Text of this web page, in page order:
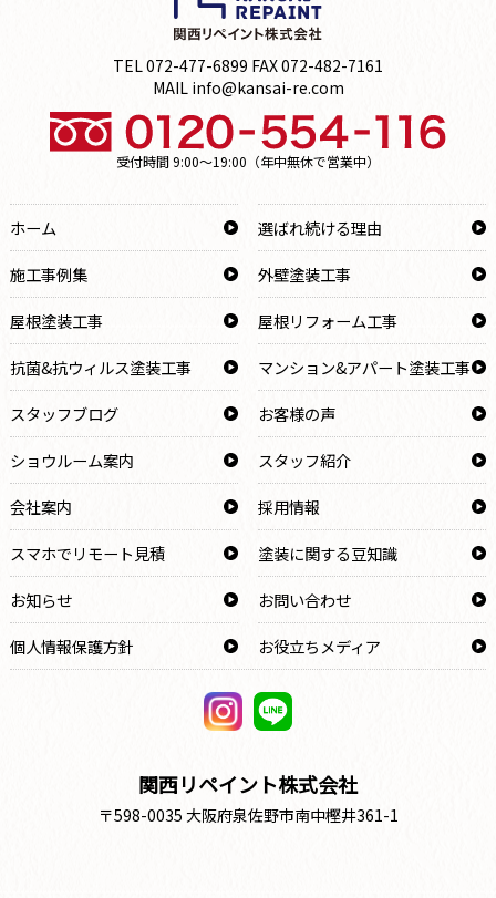
TEL 072-477-6899 FAX 072-482-7161
MAIL info@kansai-re.com
受付時間 9:00～19:00（年中無休で営業中）
ホーム
選ばれ続ける理由
施工事例集
外壁塗装工事
屋根塗装工事
屋根リフォーム工事
抗菌&抗ウィルス塗装工事
マンション&アパート塗装工事
スタッフブログ
お客様の声
ショウルーム案内
スタッフ紹介
会社案内
採用情報
スマホでリモート見積
塗装に関する豆知識
お知らせ
お問い合わせ
個人情報保護方針
お役立ちメディア
関西リペイント株式会社
〒598-0035 大阪府泉佐野市南中樫井361-1